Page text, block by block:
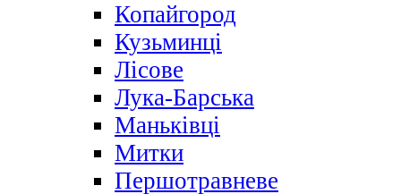
Копайгород
Кузьминці
Лісове
Лука-Барська
Маньківці
Митки
Першотравневе